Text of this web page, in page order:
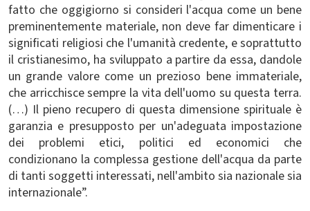
fatto che oggigiorno si consideri l'acqua come un bene
preminentemente materiale, non deve far dimenticare i
significati religiosi che l'umanità credente, e soprattutto
il cristianesimo, ha sviluppato a partire da essa, dandole
un grande valore come un prezioso bene immateriale,
che arricchisce sempre la vita dell'uomo su questa terra.
(…) Il pieno recupero di questa dimensione spirituale è
garanzia e presupposto per un'adeguata impostazione
dei problemi etici, politici ed economici che
condizionano la complessa gestione dell'acqua da parte
di tanti soggetti interessati, nell'ambito sia nazionale sia
internazionale”.